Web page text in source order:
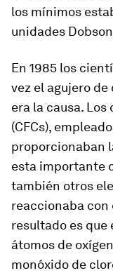
los mínimos
unidades
En 1985 los
vez el agujero
era la causa.
(CFCs),
proporcionaban
esta importante
también otros
reaccionaba con
resultado es
átomos de
monóxido de